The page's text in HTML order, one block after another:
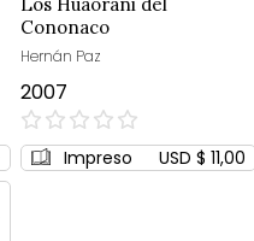
Cononaco
Hernán Paz
2007
0%
Impreso USD $ 11,00